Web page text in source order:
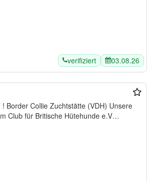
verifiziert 03.08.26
Club für Britische Hütehunde e.V…